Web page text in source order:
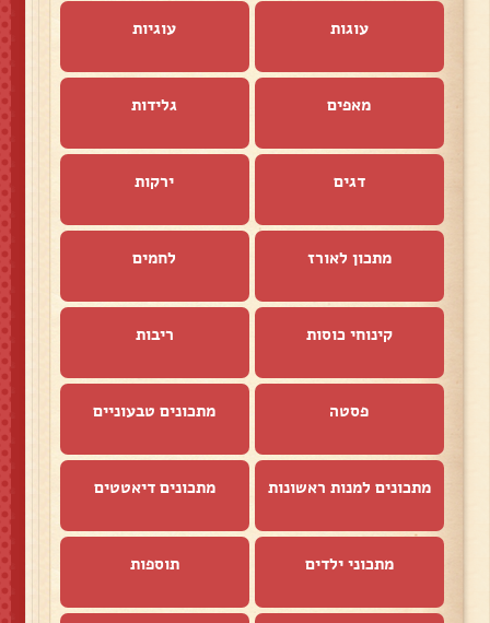
עוגות עוגיות
מאפים גלידות
דגים ירקות
מתכון לאורז לחמים
קינוחי כוסות ריבות
פסטה מתכונים טבעוניים
מתכונים למנות ראשונות מתכונים דיאטטים
מתכוני ילדים תוספות